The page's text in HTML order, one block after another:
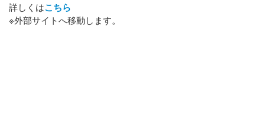
詳しくはこちら
※外部サイトへ移動します。